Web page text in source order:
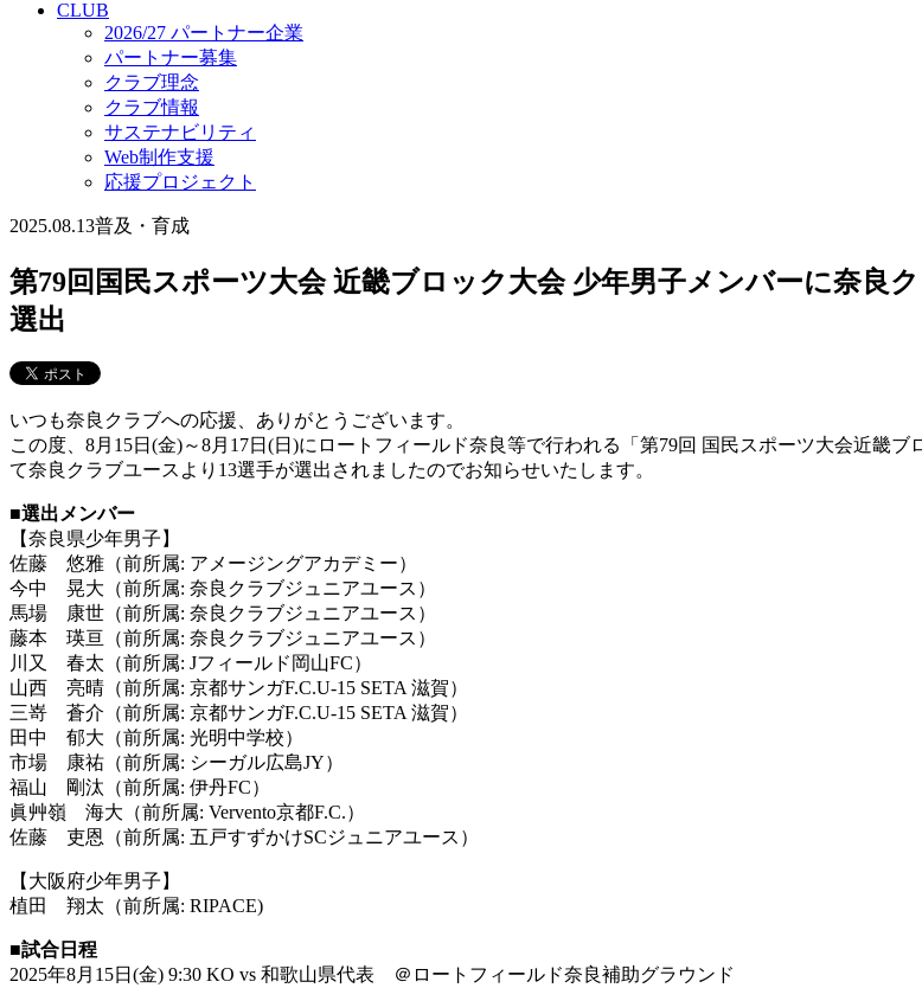
CLUB
2026/27 パートナー企業
パートナー募集
クラブ理念
クラブ情報
サステナビリティ
Web制作支援
応援プロジェクト
2025.08.13普及・育成
第79回国民スポーツ大会 近畿ブロック大会 少年男子メンバーに奈良
選出
いつも奈良クラブへの応援、ありがとうございます。
この度、8月15日(金)～8月17日(日)にロートフィールド奈良等で行われる「第79回 国民スポーツ大会近畿
て奈良クラブユースより13選手が選出されましたのでお知らせいたします。
■選出メンバー
【奈良県少年男子】
佐藤 悠雅（前所属: アメージングアカデミー）
今中 晃大（前所属: 奈良クラブジュニアユース）
馬場 康世（前所属: 奈良クラブジュニアユース）
藤本 瑛亘（前所属: 奈良クラブジュニアユース）
川又 春太（前所属: Jフィールド岡山FC）
山西 亮晴（前所属: 京都サンガF.C.U-15 SETA 滋賀）
三嵜 蒼介（前所属: 京都サンガF.C.U-15 SETA 滋賀）
田中 郁大（前所属: 光明中学校）
市場 康祐（前所属: シーガル広島JY）
福山 剛汰（前所属: 伊丹FC）
眞艸嶺 海大（前所属: Vervento京都F.C.）
佐藤 吏恩（前所属: 五戸すずかけSCジュニアユース）
【大阪府少年男子】
植田 翔太（前所属: RIPACE)
■試合日程
2025年8月15日(金) 9:30 KO vs 和歌山県代表 ＠ロートフィールド奈良補助グラウンド